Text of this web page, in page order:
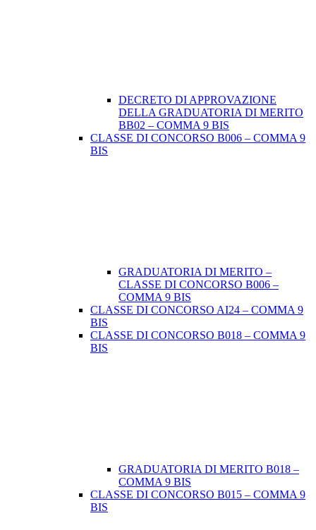
DECRETO DI APPROVAZIONE
DELLA GRADUATORIA DI MERITO
BB02 – COMMA 9 BIS
CLASSE DI CONCORSO B006 – COMMA 9
BIS
GRADUATORIA DI MERITO –
CLASSE DI CONCORSO B006 –
COMMA 9 BIS
CLASSE DI CONCORSO AI24 – COMMA 9
BIS
CLASSE DI CONCORSO B018 – COMMA 9
BIS
GRADUATORIA DI MERITO B018 –
COMMA 9 BIS
CLASSE DI CONCORSO B015 – COMMA 9
BIS